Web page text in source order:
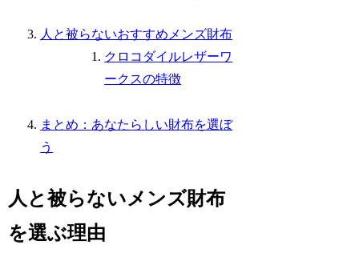
人と被らないおすすめメンズ財布
クロコダイルレザーワ
ークスの特徴
まとめ：あなたらしい財布を選ぼ
う
人と被らないメンズ財布
を選ぶ理由